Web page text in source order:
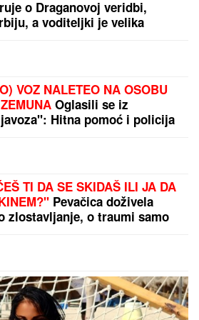
o Draganovoj veridbi,
a voditeljki je velika
je bio savršen"
pevačice sa Balkana
VOZ NALETEO NA OSOBU
Oglasili se iz